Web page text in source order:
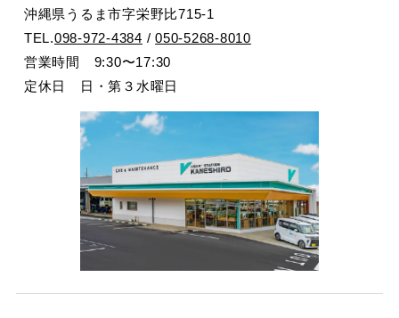
沖縄県うるま市字栄野比715-1
TEL.098-972-4384 /050-5268-8010
営業時間 9:30〜17:30
定休日 日・第３水曜日